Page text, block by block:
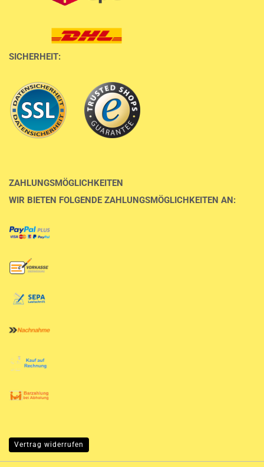
SICHERHEIT:
ZAHLUNGSMÖGLICHKEITEN
WIR BIETEN FOLGENDE ZAHLUNGSMÖGLICHKEITEN AN:
Vertrag widerrufen